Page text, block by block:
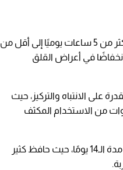
وأظهرت النتائج تراجعًا ملحوظًا في متوسط استخدام الشاشات، حيث انخفض من أكثر من 5 ساعات يوميًا إلى أقل من
في أعراض القلق
على الانتباه والتركيز، حيث
من الاستخدام المكثف
ولم تتوقف الفوائد عند فترة التجربة فقط، بل استمرت آثارها الإيجابية حتى بعد انتهاء مدة الـ14 يومًا، حيث حافظ كثير